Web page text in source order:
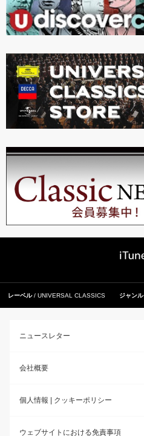
レーベル UNIVERSAL CLASSICS ジャンル
ニュースレター
会社概要
個人情報 | クッキーポリシー
ウェブサイトにおける免責事項